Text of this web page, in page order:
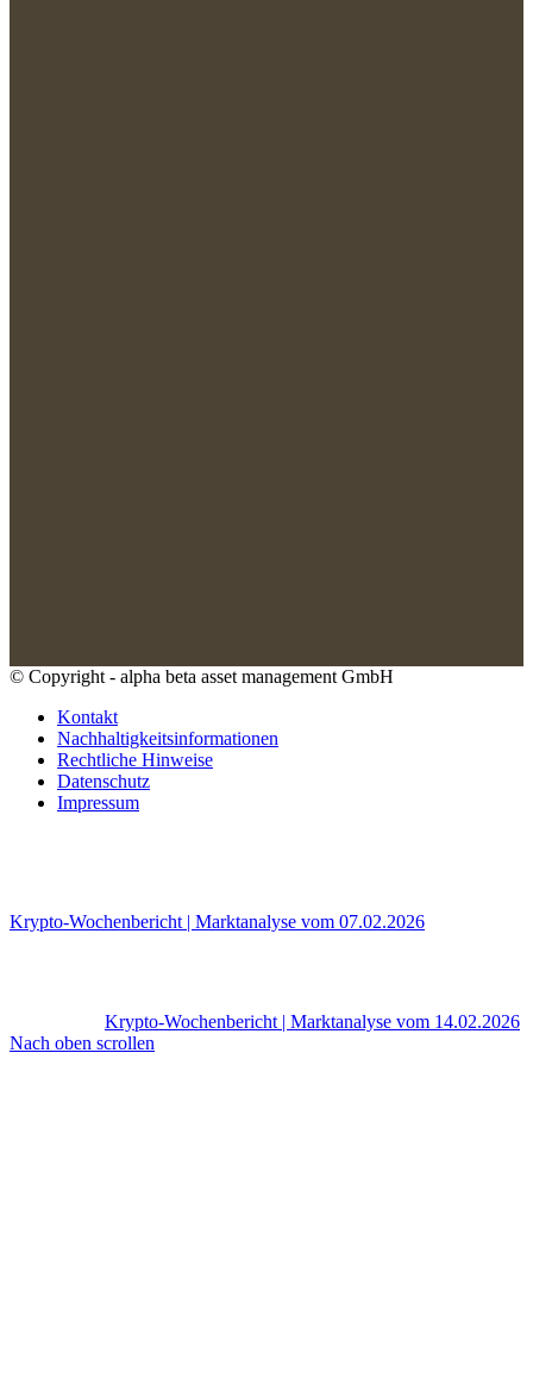
© Copyright - alpha beta asset management GmbH
Kontakt
Nachhaltigkeitsinformationen
Rechtliche Hinweise
Datenschutz
Impressum
Krypto-Wochenbericht | Marktanalyse vom 07.02.2026
Krypto-Wochenbericht | Marktanalyse vom 14.02.2026
Nach oben scrollen